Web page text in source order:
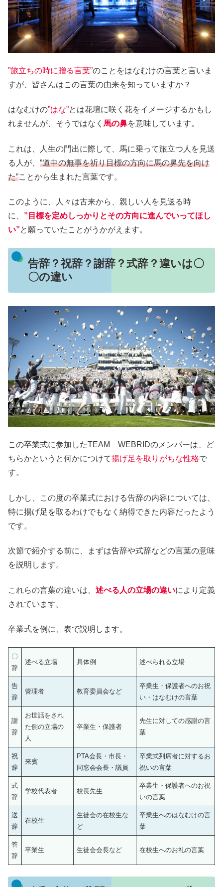
”旅立ちの時に贈る言葉”のことをはなむけの言葉と言いま
すが、皆さんはこの言葉の由来を知っていますか？
はなむけの”はな”とは花壇に咲く花をイメージするかもし
れませんが、そうではなく 馬の鼻を意味しています。
これは、人生の門出に際して、馬に乗って旅立つ人を見送
る人が、 ”道中の無事を祈り目標の方向に馬の鼻先を向け
た”ことから生まれた言葉です。
このように、人々は古来から、親しい人を見送る時
に、 ”目標を定めしっかりとその方向に進んでいってほし
い”と願っていたことがうかがえます。
告辞？祝辞？謝辞？式辞？違いは〇
〇の違い
この卒業式に参加したTEAM WEBRIDのメンバーは、ど
ちらかというと何かにつけて揚げ足を取りがちな性格で
す。
しかし、この度の卒業式における告辞の内容については、
特に揚げ足を取るわけでもなく納得できた内容だったよう
です。
次節で紹介する前に、まずは告辞や式辞などの言葉の意味
を説明します。
これらの言葉の違いは、 述べる人の立場の違いにより定義
されています。
卒業式を例に、表で説明します。
〇
辞
述べる立場 具体例 述べられる立場
告
辞
管理者 教育委員会など
卒業生・保護者へのお祝
い・はなむけの言葉
謝
辞
お世話をされ
た側の立場の
人
卒業生・保護者
先生に対しての感謝の言
葉
祝
辞
来賓
PTA会長・市長・
同窓会会長・議員
卒業式列席者に対するお
祝いの言葉
式
辞
学校代表者 校長先生
卒業生・保護者へのお祝
いの言葉
送
辞
在校生
生徒会の在校生な
ど
卒業生へのはなむけの言
葉
答
辞
卒業生 生徒会会長など 在校生へのお礼の言葉